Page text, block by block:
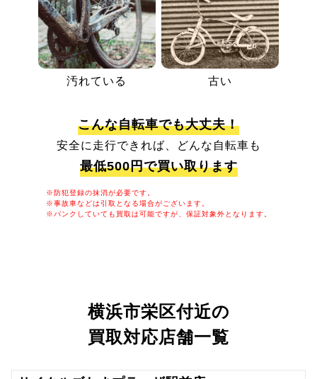
汚れている 古い
こんな自転車でも大丈夫！
安全に走行できれば、どんな自転車も
最低500円で買い取ります
※防犯登録の抹消が必要です。
※事故車などは引取となる場合がございます。
※パンクしていても買取は可能ですが、保証対象外となります。
横浜市栄区付近の
買取対応店舗一覧